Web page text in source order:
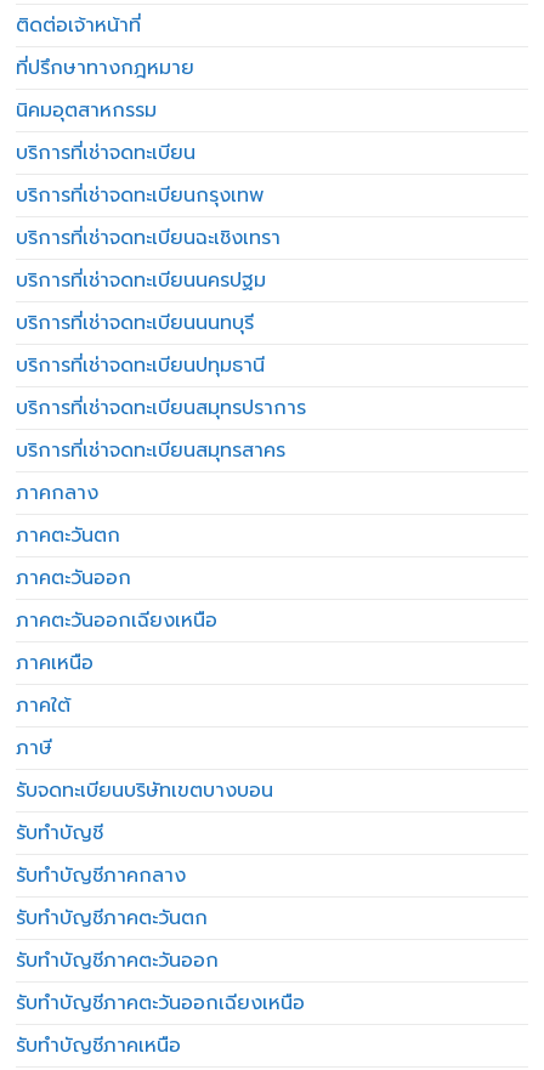
ติดต่อเจ้าหน้าที่
ที่ปรึกษาทางกฎหมาย
นิคมอุตสาหกรรม
บริการที่เช่าจดทะเบียน
บริการที่เช่าจดทะเบียนกรุงเทพ
บริการที่เช่าจดทะเบียนฉะเชิงเทรา
บริการที่เช่าจดทะเบียนนครปฐม
บริการที่เช่าจดทะเบียนนนทบุรี
บริการที่เช่าจดทะเบียนปทุมธานี
บริการที่เช่าจดทะเบียนสมุทรปราการ
บริการที่เช่าจดทะเบียนสมุทรสาคร
ภาคกลาง
ภาคตะวันตก
ภาคตะวันออก
ภาคตะวันออกเฉียงเหนือ
ภาคเหนือ
ภาคใต้
ภาษี
รับจดทะเบียนบริษัทเขตบางบอน
รับทำบัญชี
รับทำบัญชีภาคกลาง
รับทำบัญชีภาคตะวันตก
รับทำบัญชีภาคตะวันออก
รับทำบัญชีภาคตะวันออกเฉียงเหนือ
รับทำบัญชีภาคเหนือ